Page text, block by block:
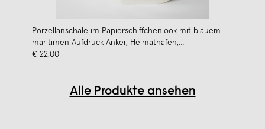
Porzellanschale im Papierschiffchenlook mit blauem
maritimen Aufdruck Anker, Heimathafen,
Lieblingsmensch, Danke
€ 22,00
Alle Produkte ansehen